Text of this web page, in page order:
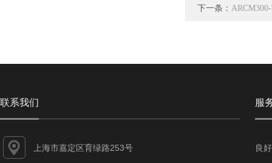
下一条：
联系我们
上海市嘉定区育绿路253号
服
良